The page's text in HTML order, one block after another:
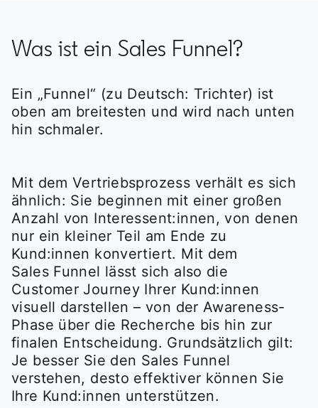
Was ist ein Sales Funnel?
Ein „Funnel“ (zu Deutsch: Trichter) ist
oben am breitesten und wird nach unten
hin schmaler.
Mit dem Vertriebsprozess verhält es sich
ähnlich: Sie beginnen mit einer großen
Anzahl von Interessent:innen, von denen
nur ein kleiner Teil am Ende zu
Kund:innen konvertiert. Mit dem
Sales Funnel lässt sich also die
Customer Journey Ihrer Kund:innen
visuell darstellen – von der Awareness-
Phase über die Recherche bis hin zur
finalen Entscheidung. Grundsätzlich gilt:
Je besser Sie den Sales Funnel
verstehen, desto effektiver können Sie
Ihre Kund:innen unterstützen.